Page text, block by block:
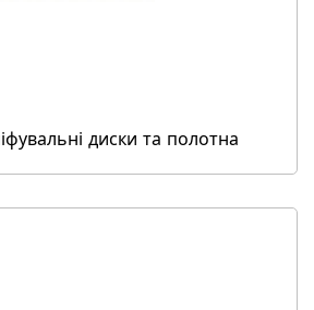
диски та полотна